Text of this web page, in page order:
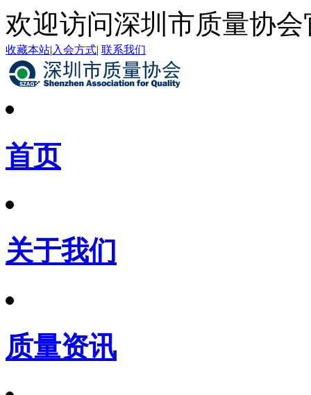
欢迎访问深圳市质量协会
收藏本站| 入会方式| 联系我们
首页
关于我们
质量资讯